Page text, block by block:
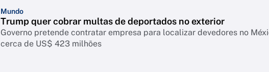
Mundo
Trump quer cobrar multas de deportados no exterior
Governo pretende contratar empresa para localizar devedores no
cerca de US$ 423 milhões